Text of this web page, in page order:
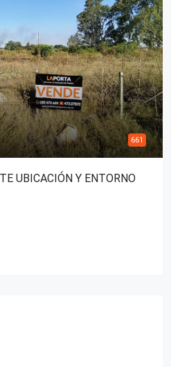
661
UBICACIÓN Y ENTORNO